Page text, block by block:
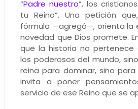
“Padre nuestro”, los
tu Reino”. Una petición
fórmula —agregó—, orienta la
novedad que Dios promete.
que la historia no pertenece
los poderosos del mundo,
reina para dominar, sino para
invita a poner
servicio de ese Reino que se